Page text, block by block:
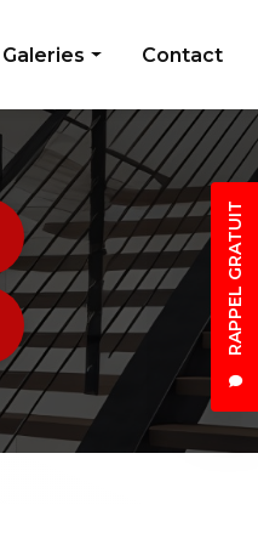
RAPPEL GRATUIT
Galeries
Peinture
Électricité générale
Menuiserie
Plombier
Climatisation/Chauffage
Isolation/Placo®
Contact